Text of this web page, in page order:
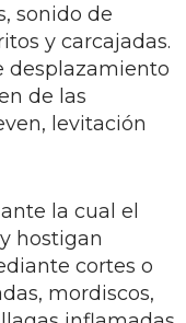
sonido de
y carcajadas.
desplazamiento
de las
levitación
la cual el
hostigan
cortes o
mordiscos,